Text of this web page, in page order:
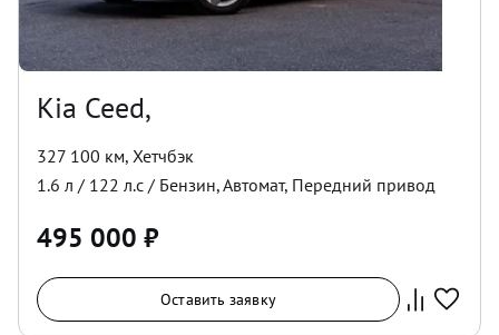
Kia Ceed,
327 100 км, Хетчбэк
1.6 л / 122 л.с / Бензин,Автомат, Передний привод
495 000 ₽
Оставить заявку